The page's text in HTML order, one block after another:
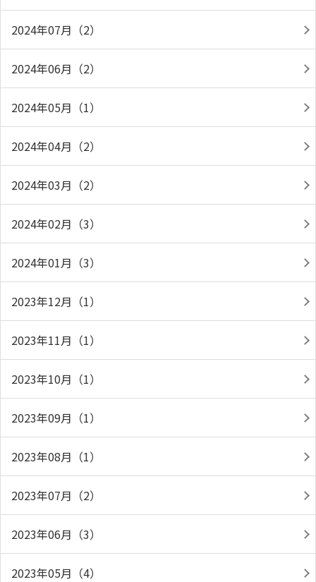
2024年07月（2）
2024年06月（2）
2024年05月（1）
2024年04月（2）
2024年03月（2）
2024年02月（3）
2024年01月（3）
2023年12月（1）
2023年11月（1）
2023年10月（1）
2023年09月（1）
2023年08月（1）
2023年07月（2）
2023年06月（3）
2023年05月（4）